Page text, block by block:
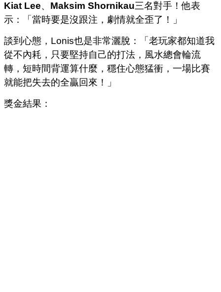
Kiat Lee、 Maksim Shornikau三名對手！他表
示：「當時要是沒跟注，劇情就全歪了！」
談到心態，Lonis也是非常灑脫：「老玩家都知道我
從不內耗，只要堅持自己的打法，風水總會輪流
轉，短時間背運算什麼，穩住心態猛衝，一場比賽
就能把失去的全贏回來！」
獎金結果：